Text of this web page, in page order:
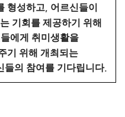
형성하고, 어르신들이
기회를 제공하기 위해
에게 취미생활을
기 위해 개최되는
들의 참여를 기다립니다.